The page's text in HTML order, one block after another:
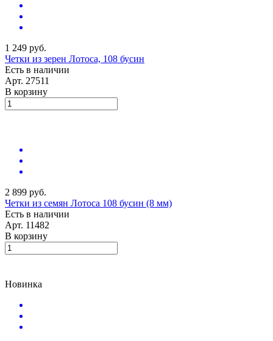
1 249 руб.
Четки из зерен Лотоса, 108 бусин
Есть в наличии
Арт. 27511
В корзину
2 899 руб.
Четки из семян Лотоса 108 бусин (8 мм)
Есть в наличии
Арт. 11482
В корзину
Новинка